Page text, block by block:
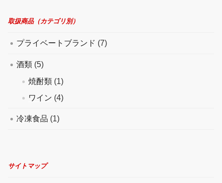
取扱商品（カテゴリ別）
プライベートブランド (7)
酒類 (5)
焼酎類 (1)
ワイン (4)
冷凍食品 (1)
サイトマップ